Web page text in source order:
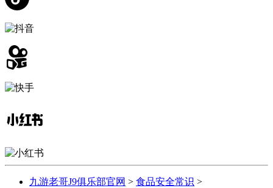
九游老哥J9俱乐部官网 > 食品安全常识 >